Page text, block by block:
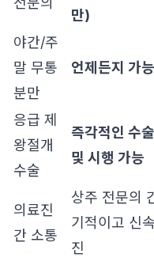
만)
야간/주
말 무통
분만
언제든지 가능
응급 제
왕절개
수술
즉각적인 수
및 시행 가능
의료진
간 소통
상주 전문의
기적이고 신
진